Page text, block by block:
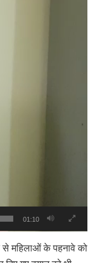
01:10
से महिलाओं के पहनावे को